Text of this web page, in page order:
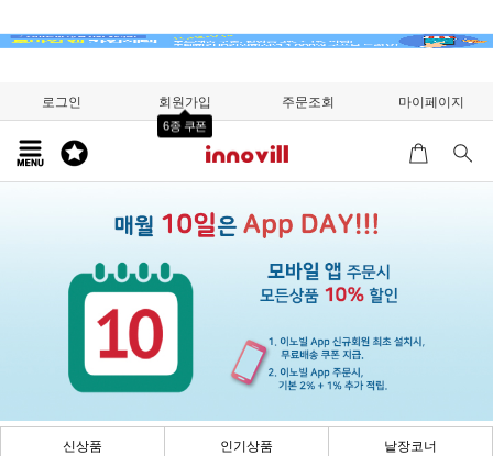
로그인 회원가입
6종 쿠폰
주문조회 마이페이지
신상품 인기상품 낱장코너